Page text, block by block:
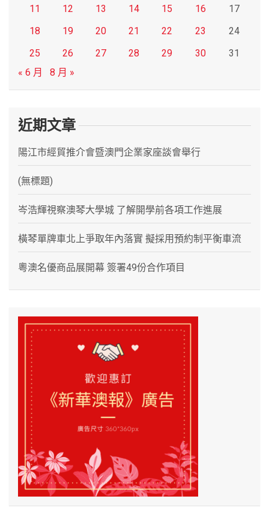
11 12 13 14 15 16
17
18
19 20 21 22 23
24
25
26 27 28 29 30
31
« 6 月
8 月 »
近期文章
陽江市經貿推介會暨澳門企業家座談會舉行
(無標題)
岑浩輝視察澳琴大學城 了解開學前各項工作進展
橫琴單牌車北上爭取年內落實 擬採用預約制平衡車流
粵澳名優商品展開幕 簽署49份合作項目